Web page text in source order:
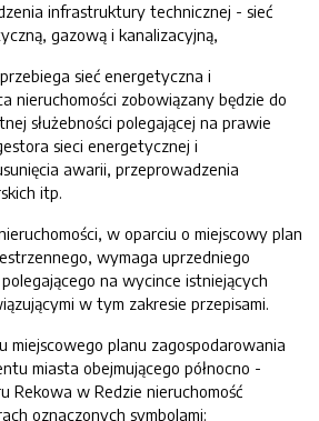
infrastruktury technicznej - sieć
gazową i kanalizacyjną,
sieć energetyczna i
nieruchomości zobowiązany będzie do
służebności polegającej na prawie
sieci energetycznej i
awarii, przeprowadzenia
itp.
w oparciu o miejscowy plan
wymaga uprzedniego
na wycince istniejących
w tym zakresie przepisami.
miejscowego planu zagospodarowania
miasta obejmującego północno -
Rekowa w Redzie nieruchomość
oznaczonych symbolami: